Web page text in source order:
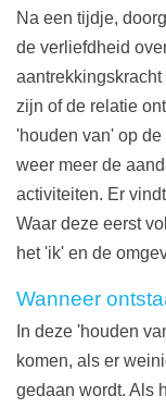
Na een tijdje,
de verliefdheid
zijn of de relatie
'houden van' op
weer meer de
activiteiten. Er
Waar deze eerst
het 'ik' en de
Wanneer
In deze 'houden
komen, als er
gedaan wordt. Als